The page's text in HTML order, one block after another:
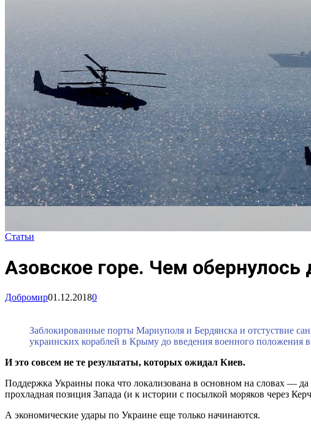
Статьи
Азовское горе. Чем
Добромир01.12.20180
Заблокированные порты Мариуполя и Бердянска и отстуствие
украинских кораблей в Крыму до введения военного положения
И это совсем не те результаты, которых ожидал Киев.
Поддержка Украины пока что локализована в основном на словах —
прохладная позиция Запада (и к истории с посылкой моряков через
А экономические удары по Украине еще только начинаются.